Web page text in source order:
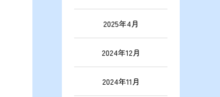
2025年4月
2024年12月
2024年11月